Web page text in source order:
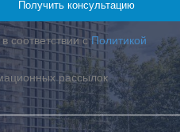
соответствии сПолитикой
рассылок